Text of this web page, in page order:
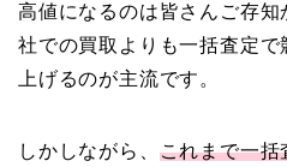
高値になるのは皆さんご存
社での買取よりも一括査定で
上げるのが主流です。
しかしながら、 これまで一括